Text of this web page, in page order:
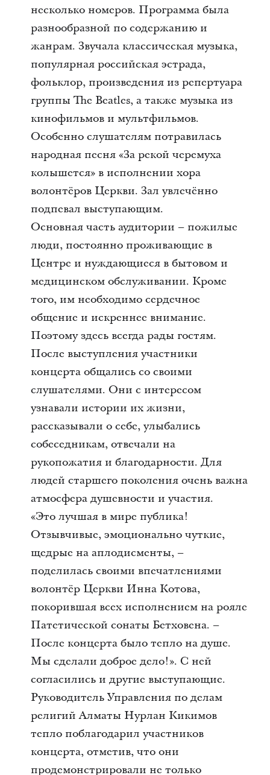
несколько номеров. Программа была
разнообразной по содержанию и
жанрам. Звучала классическая музыка,
популярная российская эстрада,
фольклор, произведения из репертуара
группы The Beatles, а также музыка из
кинофильмов и мультфильмов.
Особенно слушателям потравилась
народная песня «За рекой черемуха
колышется» в исполнении хора
волонтёров Церкви. Зал увлечённо
подпевал выступающим.
Основная часть аудитории – пожилые
люди, постоянно проживающие в
Центре и нуждающиеся в бытовом и
медицинском обслуживании. Кроме
того, им необходимо сердечное
общение и искреннее внимание.
Поэтому здесь всегда рады гостям.
После выступления участники
концерта общались со своими
слушателями. Они с интересом
узнавали истории их жизни,
рассказывали о себе, улыбались
собеседникам, отвечали на
рукопожатия и благодарности. Для
людей старшего поколения очень важна
атмосфера душевности и участия.
«Это лучшая в мире публика!
Отзывчивые, эмоционально чуткие,
щедрые на аплодисменты, –
поделилась своими впечатлениями
волонтёр Церкви Инна Котова,
покорившая всех исполнением на рояле
Патетической сонаты Бетховена. –
После концерта было тепло на душе.
Мы сделали доброе дело!». С ней
согласились и другие выступающие.
Руководитель Управления по делам
религий Алматы Нурлан Кикимов
тепло поблагодарил участников
концерта, отметив, что они
продемонстрировали не только